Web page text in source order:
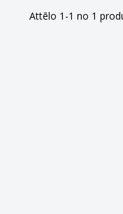
Attēlo 1-1 no 1